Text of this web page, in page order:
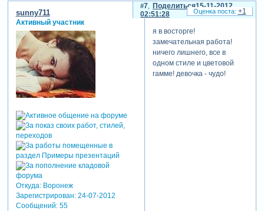
Поделиться
7
15-11-2012
02:51:28
sunny711
Активный участник
Откуда:Воронеж
Зарегистрирован: 24-07-2012
Сообщений:55
я в восторге!
замечательная работа!
ничего лишнего, все в
одном стиле и цветовой
гамме! девочка - чудо!
+1